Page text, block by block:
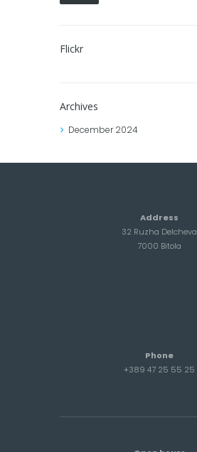
Flickr
Archives
December2024
Address
32 Ruzha Delcheva
7000 Bitola
Phone
+389 47 25 55 25